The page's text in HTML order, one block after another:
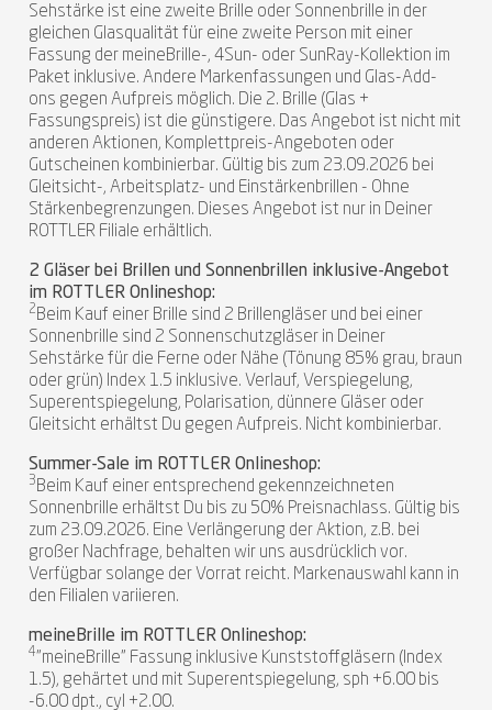
Sehstärke ist eine zweite Brille oder Sonnenbrille in der
gleichen Glasqualität für eine zweite Person mit einer
Fassung der meineBrille-, 4Sun- oder SunRay-Kollektion im
Paket inklusive. Andere Markenfassungen und Glas-Add-
ons gegen Aufpreis möglich. Die 2. Brille (Glas +
Fassungspreis) ist die günstigere. Das Angebot ist nicht mit
anderen Aktionen, Komplettpreis-Angeboten oder
Gutscheinen kombinierbar. Gültig bis zum 23.09.2026 bei
Gleitsicht-, Arbeitsplatz- und Einstärkenbrillen - Ohne
Stärkenbegrenzungen. Dieses Angebot ist nur in Deiner
ROTTLER Filiale erhältlich.
2 Gläser bei Brillen und Sonnenbrillen inklusive-Angebot
im ROTTLER Onlineshop:
2 Beim Kauf einer Brille sind 2 Brillengläser und bei einer
Sonnenbrille sind 2 Sonnenschutzgläser in Deiner
Sehstärke für die Ferne oder Nähe (Tönung 85% grau, braun
oder grün) Index 1.5 inklusive. Verlauf, Verspiegelung,
Superentspiegelung, Polarisation, dünnere Gläser oder
Gleitsicht erhältst Du gegen Aufpreis. Nicht kombinierbar.
Summer-Sale im ROTTLER Onlineshop:
3 Beim Kauf einer entsprechend gekennzeichneten
Sonnenbrille erhältst Du bis zu 50% Preisnachlass. Gültig bis
zum 23.09.2026. Eine Verlängerung der Aktion, z.B. bei
großer Nachfrage, behalten wir uns ausdrücklich vor.
Verfügbar solange der Vorrat reicht. Markenauswahl kann in
den Filialen variieren.
meineBrille im ROTTLER Onlineshop:
4"meineBrille" Fassung inklusive Kunststoffgläsern (Index
1.5), gehärtet und mit Superentspiegelung, sph +6.00 bis
-6.00 dpt., cyl +2.00.